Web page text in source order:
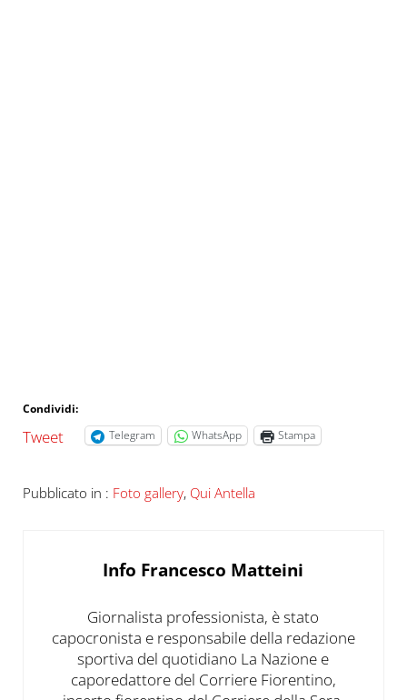
Condividi:
Tweet Telegram WhatsApp Stampa
Pubblicato in : Foto gallery, Qui Antella
Info Francesco Matteini
Giornalista professionista, è stato
capocronista e responsabile della redazione
sportiva del quotidiano La Nazione e
caporedattore del Corriere Fiorentino,